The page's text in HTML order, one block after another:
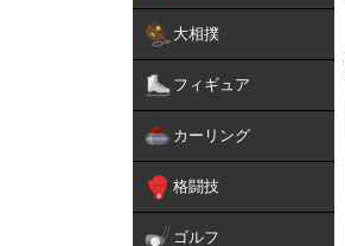
大相撲
フィギュア
カーリング
格闘技
ゴルフ